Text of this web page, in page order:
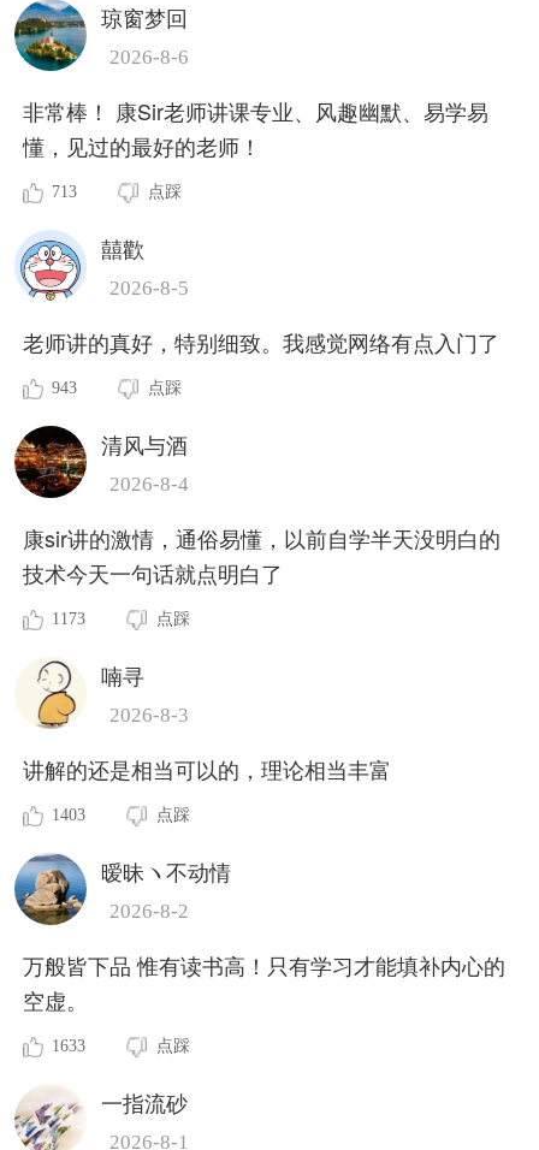
琼窗梦回
2026-8-6
非常棒！ 康Sir老师讲课专业、风趣幽默、易学易
懂，见过的最好的老师！
713 点踩
囍歡
2026-8-5
老师讲的真好，特别细致。我感觉网络有点入门了
943 点踩
清风与酒
2026-8-4
康sir讲的激情，通俗易懂，以前自学半天没明白的
技术今天一句话就点明白了
1173 点踩
喃寻
2026-8-3
讲解的还是相当可以的，理论相当丰富
1403 点踩
暧昧ヽ不动情
2026-8-2
万般皆下品 惟有读书高！只有学习才能填补内心的
空虚。
1633 点踩
一指流砂
2026-8-1